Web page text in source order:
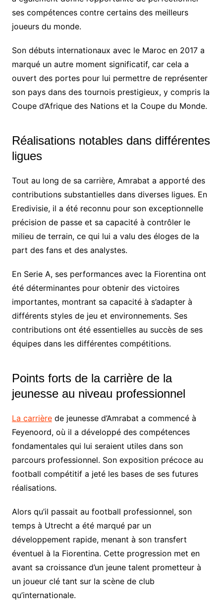
ses compétences contre certains des meilleurs
joueurs du monde.
Son débuts internationaux avec le Maroc en 2017 a
marqué un autre moment significatif, car cela a
ouvert des portes pour lui permettre de représenter
son pays dans des tournois prestigieux, y compris la
Coupe d’Afrique des Nations et la Coupe du Monde.
Réalisations notables dans différentes
ligues
Tout au long de sa carrière, Amrabat a apporté des
contributions substantielles dans diverses ligues. En
Eredivisie, il a été reconnu pour son exceptionnelle
précision de passe et sa capacité à contrôler le
milieu de terrain, ce qui lui a valu des éloges de la
part des fans et des analystes.
En Serie A, ses performances avec la Fiorentina ont
été déterminantes pour obtenir des victoires
importantes, montrant sa capacité à s’adapter à
différents styles de jeu et environnements. Ses
contributions ont été essentielles au succès de ses
équipes dans les différentes compétitions.
Points forts de la carrière de la
jeunesse au niveau professionnel
La carrièrede jeunesse d’Amrabat a commencé à
Feyenoord, où il a développé des compétences
fondamentales qui lui seraient utiles dans son
parcours professionnel. Son exposition précoce au
football compétitif a jeté les bases de ses futures
réalisations.
Alors qu’il passait au football professionnel, son
temps à Utrecht a été marqué par un
développement rapide, menant à son transfert
éventuel à la Fiorentina. Cette progression met en
avant sa croissance d’un jeune talent prometteur à
un joueur clé tant sur la scène de club
qu’internationale.